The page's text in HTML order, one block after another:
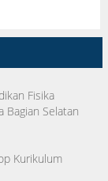
Fisika
Bagian Selatan
Kurikulum